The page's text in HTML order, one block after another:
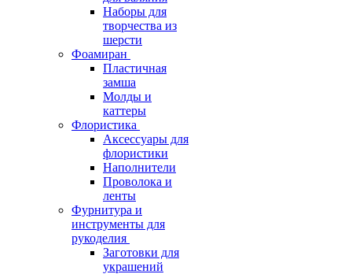
Наборы для
творчества из
шерсти
Фоамиран
Пластичная
замша
Молды и
каттеры
Флористика
Аксессуары для
флористики
Наполнители
Проволока и
ленты
Фурнитура и
инструменты для
рукоделия
Заготовки для
украшений